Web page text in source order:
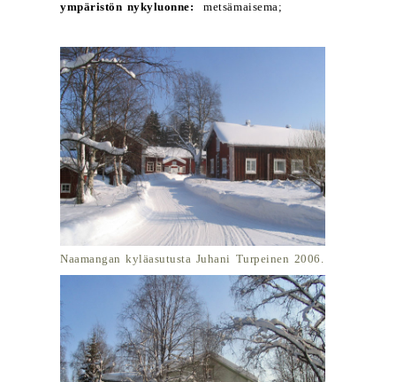
ympäristön nykyluonne: metsämaisema;
Naamangan kyläasutusta Juhani Turpeinen 2006.